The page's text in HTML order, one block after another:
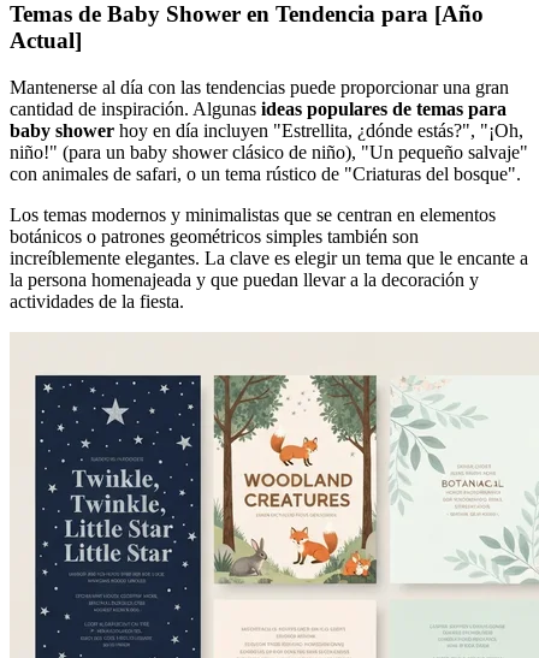
Temas de Baby Shower en Tendencia para [Año
Actual]
Mantenerse al día con las tendencias puede proporcionar una gran
cantidad de inspiración. Algunas ideas populares de temas para
baby shower hoy en día incluyen "Estrellita, ¿dónde estás?", "¡Oh,
niño!" (para un baby shower clásico de niño), "Un pequeño salvaje"
con animales de safari, o un tema rústico de "Criaturas del bosque".
Los temas modernos y minimalistas que se centran en elementos
botánicos o patrones geométricos simples también son
increíblemente elegantes. La clave es elegir un tema que le encante a
la persona homenajeada y que puedan llevar a la decoración y
actividades de la fiesta.